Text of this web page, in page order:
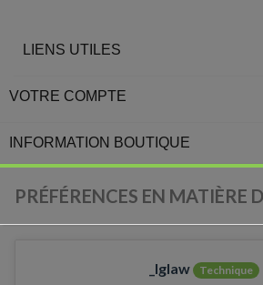
LIENS UTILES
VOTRE COMPTE
INFORMATION BOUTIQUE
PRÉFÉRENCES EN MATIÈRE
_lglaw Technique